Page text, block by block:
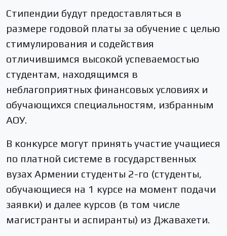
Стипендии будут предоставляться в
размере годовой платы за обучение с целью
стимулирования и содействия
отличившимся высокой успеваемостью
студентам, находящимся в
неблагоприятных финансовых условиях и
обучающихся специальностям, избранным
АОУ.
В конкурсе могут принять участие учащиеся
по платной системе в государственных
вузах Армении студенты 2-го (студенты,
обучающиеся на 1 курсе на момент подачи
заявки) и далее курсов (в том числе
магистранты и аспиранты) из Джавахети.